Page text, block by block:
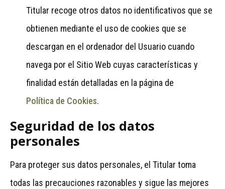
Titular recoge otros datos no identificativos que se
obtienen mediante el uso de cookies que se
descargan en el ordenador del Usuario cuando
navega por el Sitio Web cuyas características y
finalidad están detalladas en la página de
Política de Cookies.
Seguridad de los datos
personales
Para proteger sus datos personales, el Titular toma
todas las precauciones razonables y sigue las mejores